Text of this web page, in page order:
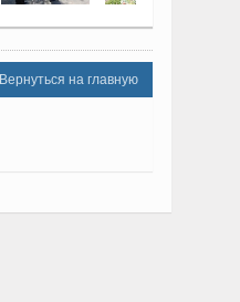
Вернуться на главную